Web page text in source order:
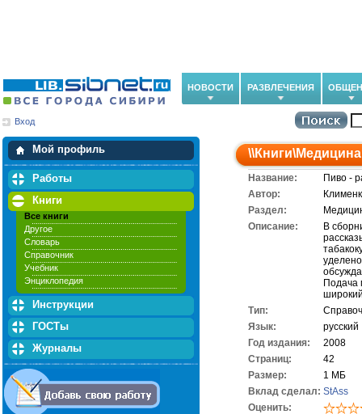
НОВОСТИ РАЗВЛЕЧЕНИЯ
Вход
Мой профиль
Мои закладки
Работы
Книги
Все книги
Другое
Словарь
Справочник
Учебник
Энциклопедия
Инструкции
ГОСТы
Журналы
\\Книги\
Название:
Пиво -
Автор:
Раздел:
Описание:
В
Подача
Тип:
Язык:
русский
Год издания:
2008
Cтраниц:
42
Размер:
1 МБ
Вклад сделал: StAss
Оценить: